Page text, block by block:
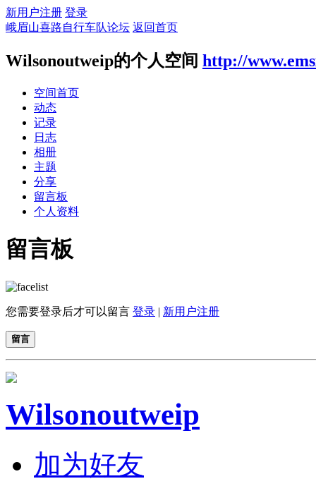
新用户注册 登录
峨眉山喜路自行车队论坛 返回首页
Wilsonoutweip的个人空间 http://
空间首页
动态
记录
日志
相册
主题
分享
留言板
个人资料
留言板
您需要登录后才可以留言 登录 | 新用户注册
留言
Wilsonoutweip
加为好友